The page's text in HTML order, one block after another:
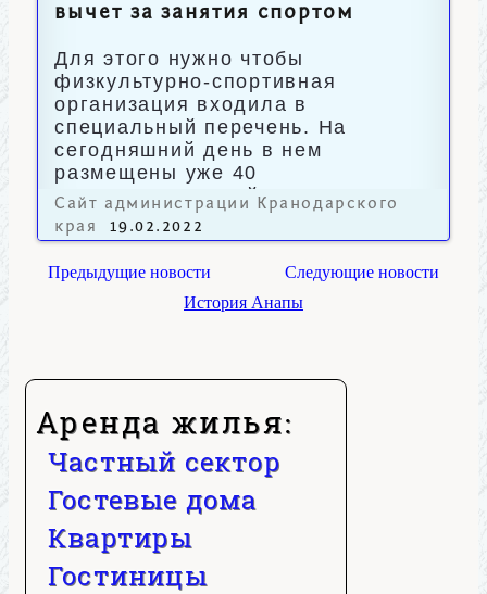
Аренда жилья:
Частный сектор
Гостевые дома
Квартиры
Гостиницы
вычет за занятия спортом
Для этого нужно чтобы
физкультурно-спортивная
организация входила в
специальный перечень. На
сегодняшний день в нем
размещены уже 40
предпринимателей региона.
Сайт администрации Кранодарского
края
19.02.2022
Предыдущие новости
Следующие новости
История Анапы